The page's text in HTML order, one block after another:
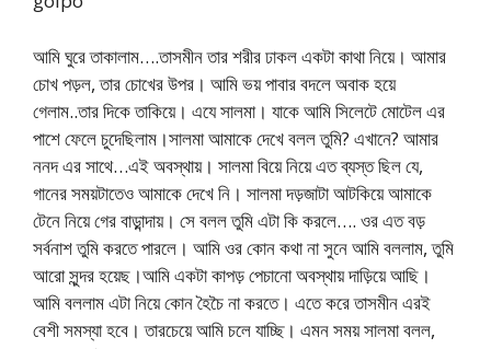
আমি ঘুরে তাকালাম….তাসমীন তার শরীর ঢাকল একটা কাথা নিয়ে। আমার
চোখ পড়ল, তার চোখের উপর। আমি ভয় পাবার বদলে অবাক হয়ে
গেলাম..তার দিকে তাকিয়ে। এযে সালমা। যাকে আমি সিলেটে মোটেল এর
পাশে ফেলে চুদেছিলাম।সালমা আমাকে দেখে বলল তুমি? এখানে? আমার
ননদ এর সাথে…এই অবস্থায়। সালমা বিয়ে নিয়ে এত ব্যস্ত ছিল যে,
গানের সময়টাতেও আমাকে দেখে নি। সালমা দড়জাটা আটকিয়ে আমাকে
টেনে নিয়ে গের বাড়ান্দায়। সে বলল তুমি এটা কি করলে…. ওর এত বড়
সর্বনাশ তুমি করতে পারলে। আমি ওর কোন কথা না সুনে আমি বললাম, তুমি
আরো সুন্দর হয়েছ।আমি একটা কাপড় পেচানো অবস্থায় দাড়িয়ে আছি।
আমি বললাম এটা নিয়ে কোন হৈচৈ না করতে। এতে করে তাসমীন এরই
বেশী সমস্যা হবে। তারচেয়ে আমি চলে যাচ্ছি। এমন সময় সালমা বলল,